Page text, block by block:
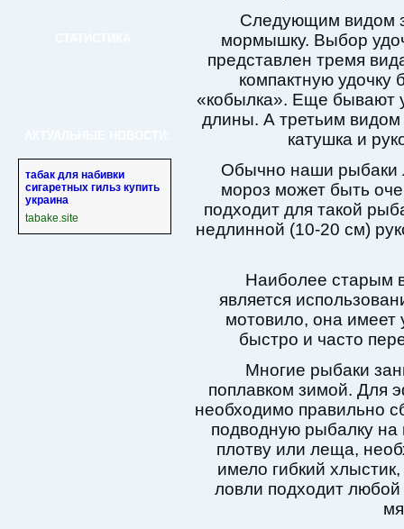
табак для набивки
сигаретных гильз купить
украина
tabake.site
Следующим видом
мормышку. Выбор
представлен тремя
компактную удочку
«кобылка». Еще бывают
длины. А третьим видом
катушка и
Обычно наши рыбаки
мороз может быть
подходит для такой
недлинной (10-20 см)
Наиболее старым
является
мотовило, она имеет
быстро и часто
Многие рыбаки
поплавком зимой. Для
необходимо правильно
подводную рыбалку на
плотву или леща,
имело гибкий
ловли подходит